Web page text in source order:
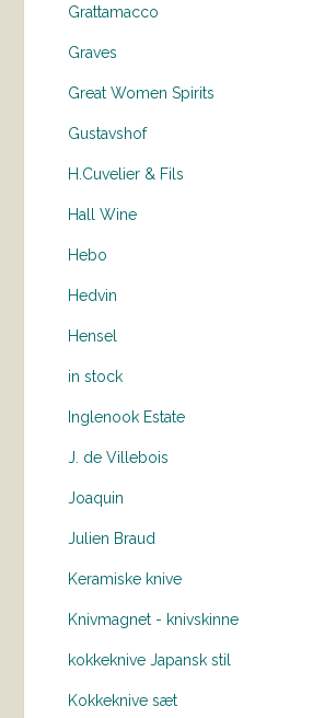
Grattamacco
Graves
Great Women Spirits
Gustavshof
H.Cuvelier & Fils
Hall Wine
Hebo
Hedvin
Hensel
in stock
Inglenook Estate
J. de Villebois
Joaquin
Julien Braud
Keramiske knive
Knivmagnet - knivskinne
kokkeknive Japansk stil
Kokkeknive sæt